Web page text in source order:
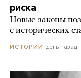
риска
Новые законы
с исторических
ИСТОРИИ день назад